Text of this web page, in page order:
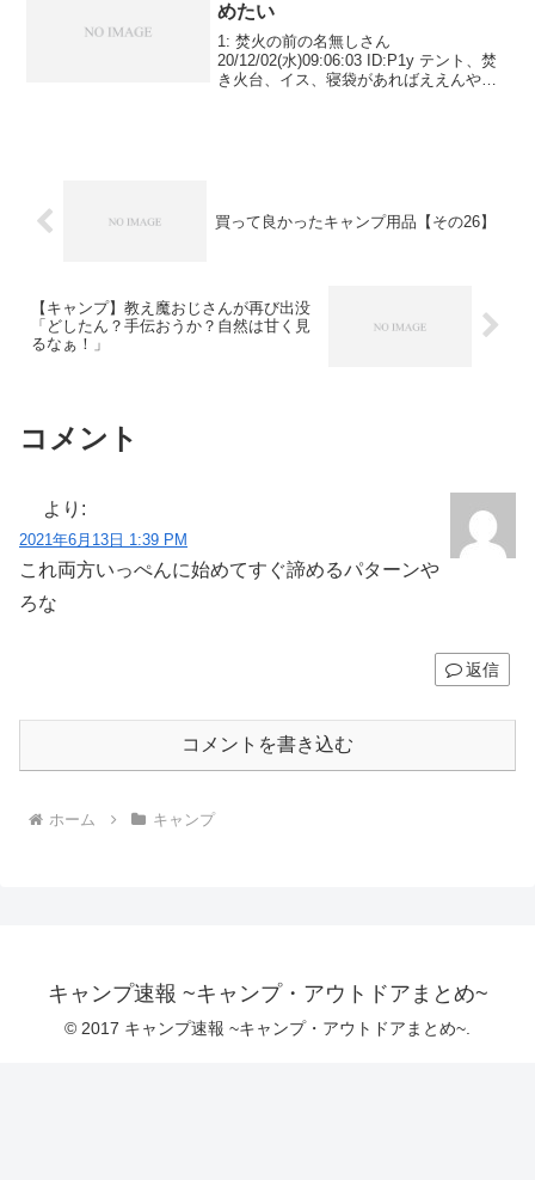
めたい
1: 焚火の前の名無しさん
20/12/02(水)09:06:03 ID:P1y テント、焚
き火台、イス、寝袋があればええんや
買って良かったキャンプ用品【その26】
【キャンプ】教え魔おじさんが再び出没
「どしたん？手伝おうか？自然は甘く見
るなぁ！」
コメント
より:
2021年6月13日 1:39 PM
これ両方いっぺんに始めてすぐ諦めるパターンや
ろな
返信
コメントを書き込む
ホーム キャンプ
キャンプ速報 ~キャンプ・アウトドアまとめ~
© 2017 キャンプ速報 ~キャンプ・アウトドアまとめ~.